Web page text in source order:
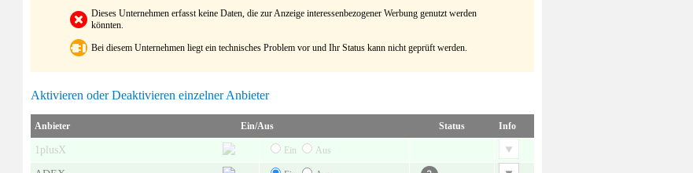
Dieses Unternehmen erfasst keine Daten, die zur Anzeige interessenbezogener Werbung genutzt werden
könnten.
Bei diesem Unternehmen liegt ein technisches Problem vor und Ihr Status kann nicht geprüft werden.